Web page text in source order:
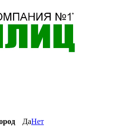
ДаНет